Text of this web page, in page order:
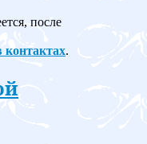
после
контактах.